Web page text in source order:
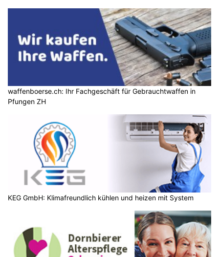
waffenboerse.ch: Ihr Fachgeschäft für Gebrauchtwaffen in
Pfungen ZH
KEG GmbH: Klimafreundlich kühlen und heizen mit System